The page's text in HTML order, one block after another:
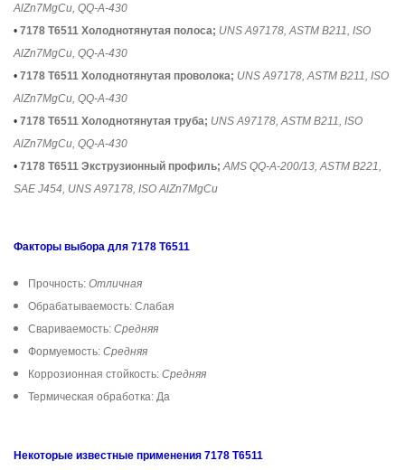
AlZn7MgCu, QQ-A-430
• 7178 T6511 Холоднотянутая полоса; UNS A97178, ASTM B211, ISO
AlZn7MgCu, QQ-A-430
• 7178 T6511 Холоднотянутая проволока; UNS A97178, ASTM B211, ISO
AlZn7MgCu, QQ-A-430
• 7178 T6511 Холоднотянутая труба; UNS A97178, ASTM B211, ISO
AlZn7MgCu, QQ-A-430
• 7178 T6511 Экструзионный профиль; AMS QQ-A-200/13, ASTM B221,
SAE J454, UNS A97178, ISO AlZn7MgCu
Факторы выбора для 7178 T6511
Прочность: Отличная
Обрабатываемость: Слабая
Свариваемость: Средняя
Формуемость: Средняя
Коррозионная стойкость: Средняя
Термическая обработка: Да
Некоторые известные применения 7178 T6511